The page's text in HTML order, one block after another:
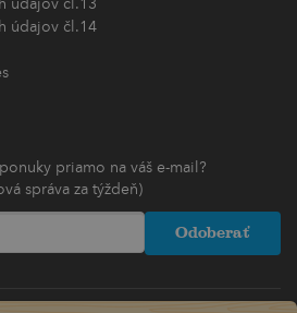
údajov čl.13
údajov čl.14
priamo na váš e-mail?
správa za týždeň)
Odoberať